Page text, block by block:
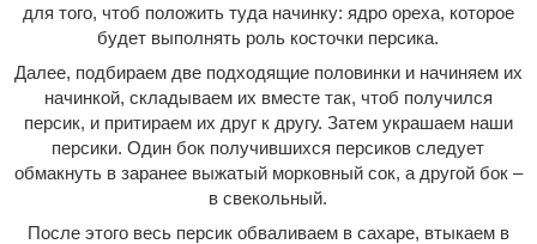
для того, чтоб положить туда начинку: ядро ореха, которое
будет выполнять роль косточки персика.
Далее, подбираем две подходящие половинки и начиняем их
начинкой, складываем их вместе так, чтоб получился
персик, и притираем их друг к другу. Затем украшаем наши
персики. Один бок получившихся персиков следует
обмакнуть в заранее выжатый морковный сок, а другой бок –
в свекольный.
После этого весь персик обваливаем в сахаре, втыкаем в